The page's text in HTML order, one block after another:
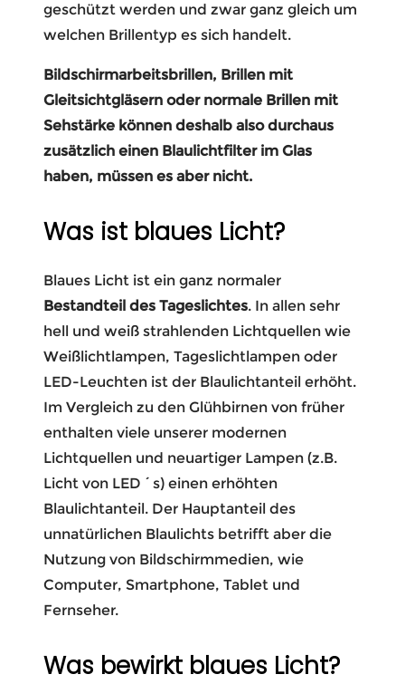
geschützt werden und zwar ganz gleich um
welchen Brillentyp es sich handelt.
Bildschirmarbeitsbrillen, Brillen mit
Gleitsichtgläsern oder normale Brillen mit
Sehstärke können deshalb also durchaus
zusätzlich einen Blaulichtfilter im Glas
haben, müssen es aber nicht.
Was ist blaues Licht?
Blaues Licht ist ein ganz normaler
Bestandteil des Tageslichtes. In allen sehr
hell und weiß strahlenden Lichtquellen wie
Weißlichtlampen, Tageslichtlampen oder
LED-Leuchten ist der Blaulichtanteil erhöht.
Im Vergleich zu den Glühbirnen von früher
enthalten viele unserer modernen
Lichtquellen und neuartiger Lampen (z.B.
Licht von LED´s) einen erhöhten
Blaulichtanteil. Der Hauptanteil des
unnatürlichen Blaulichts betrifft aber die
Nutzung von Bildschirmmedien, wie
Computer, Smartphone, Tablet und
Fernseher.
Was bewirkt blaues Licht?